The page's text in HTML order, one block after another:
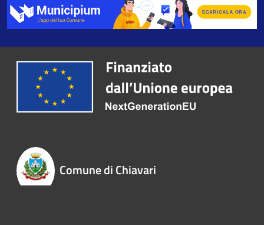
Comune di Chiavari